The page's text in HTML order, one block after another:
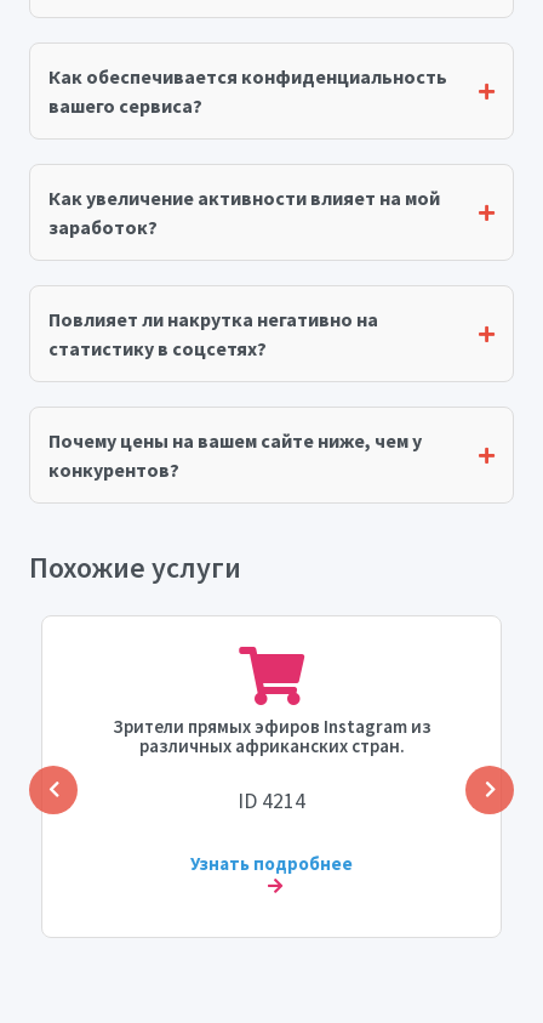
Как обеспечивается конфиденциальность
вашего сервиса?
Как увеличение активности влияет на мой
заработок?
Повлияет ли накрутка негативно на
статистику в соцсетях?
Почему цены на вашем сайте ниже, чем у
конкурентов?
Похожие услуги
Зрители прямых эфиров Instagram из
различных африканских стран.
ID 4214
Узнать подробнее